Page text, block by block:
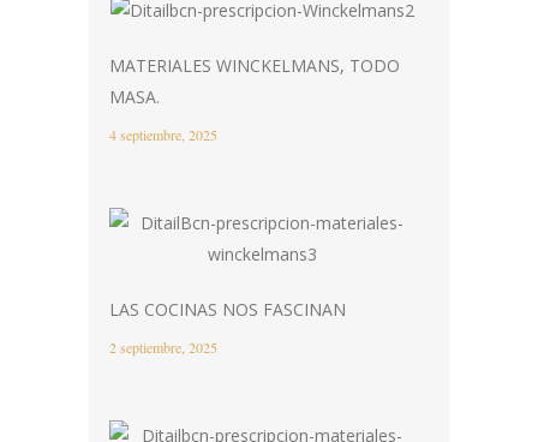
MATERIALES WINCKELMANS, TODO
MASA.
4 septiembre, 2025
LAS COCINAS NOS FASCINAN
2 septiembre, 2025